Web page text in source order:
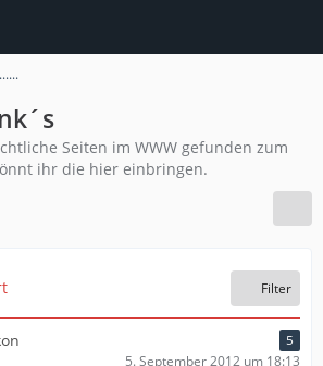
Seiten im WWW gefunden zum
ihr die hier einbringen.
Filter
5
5. September 2012 um 18:13